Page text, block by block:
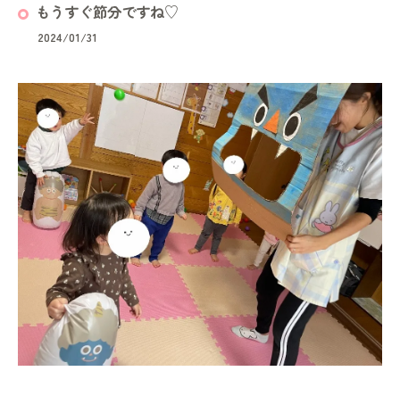
もうすぐ節分ですね♡
2024/01/31